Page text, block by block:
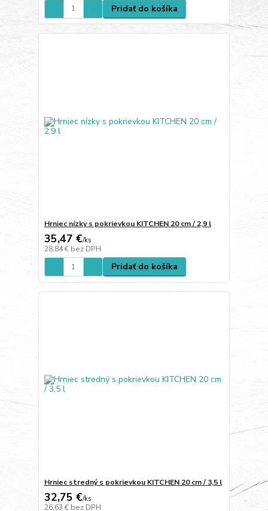
Pridať do košíka
Hrniec nízky s pokrievkou KITCHEN 20 cm / 2,9 l
35,47 €/ks
28,84 € bez DPH
Pridať do košíka
Hrniec stredný s pokrievkou KITCHEN 20 cm / 3,5 l
32,75 €/ks
26,63 € bez DPH